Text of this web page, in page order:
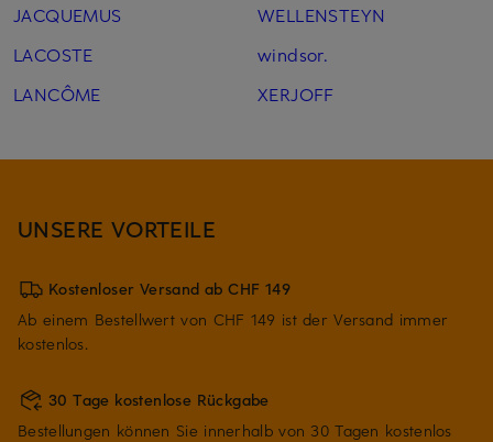
JACQUEMUS
LACOSTE
LANCÔME
WELLENSTEYN
windsor.
XERJOFF
UNSERE VORTEILE
Kostenloser Versand ab CHF 149
Ab einem Bestellwert von CHF 149 ist der Versand immer
kostenlos.
30 Tage kostenlose Rückgabe
Bestellungen können Sie innerhalb von 30 Tagen kostenlos